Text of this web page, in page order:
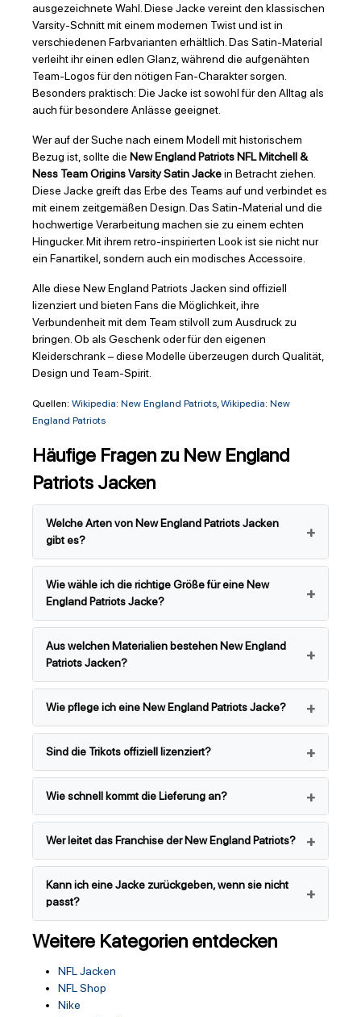
ausgezeichnete Wahl. Diese Jacke vereint den klassischen
Varsity-Schnitt mit einem modernen Twist und ist in
verschiedenen Farbvarianten erhältlich. Das Satin-Material
verleiht ihr einen edlen Glanz, während die aufgenähten
Team-Logos für den nötigen Fan-Charakter sorgen.
Besonders praktisch: Die Jacke ist sowohl für den Alltag als
auch für besondere Anlässe geeignet.
Wer auf der Suche nach einem Modell mit historischem
Bezug ist, sollte die New England Patriots NFL Mitchell &
Ness Team Origins Varsity Satin Jackein Betracht ziehen.
Diese Jacke greift das Erbe des Teams auf und verbindet es
mit einem zeitgemäßen Design. Das Satin-Material und die
hochwertige Verarbeitung machen sie zu einem echten
Hingucker. Mit ihrem retro-inspirierten Look ist sie nicht nur
ein Fanartikel, sondern auch ein modisches Accessoire.
Alle diese New England Patriots Jacken sind offiziell
lizenziert und bieten Fans die Möglichkeit, ihre
Verbundenheit mit dem Team stilvoll zum Ausdruck zu
bringen. Ob als Geschenk oder für den eigenen
Kleiderschrank – diese Modelle überzeugen durch Qualität,
Design und Team-Spirit.
Quellen: Wikipedia: New England Patriots, Wikipedia: New
England Patriots
Häufige Fragen zu New England
Patriots Jacken
Welche Arten von New England Patriots Jacken
gibt es?
Wie wähle ich die richtige Größe für eine New
England Patriots Jacke?
Aus welchen Materialien bestehen New England
Patriots Jacken?
Wie pflege ich eine New England Patriots Jacke?
Sind die Trikots offiziell lizenziert?
Wie schnell kommt die Lieferung an?
Wer leitet das Franchise der New England Patriots?
Kann ich eine Jacke zurückgeben, wenn sie nicht
passt?
Weitere Kategorien entdecken
NFL Jacken
NFL Shop
Nike